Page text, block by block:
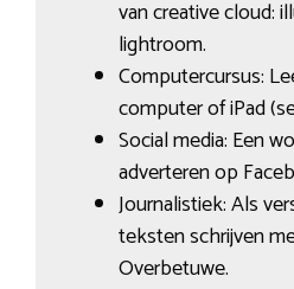
van creative cloud:
lightroom.
Computercursus:
computer of iPad
Social media: Een
adverteren op
Journalistiek: Als
teksten schrijven
Overbetuwe.